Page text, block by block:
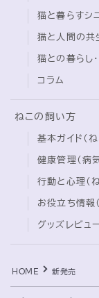
ブログ
プロフィール
猫と暮らすシ
猫と人間の共
猫との暮らし
コラム
ねこの飼い方
基本ガイド（
健康管理（病
行動と心理（
お役立ち情報
グッズレビュー
HOME 新発売